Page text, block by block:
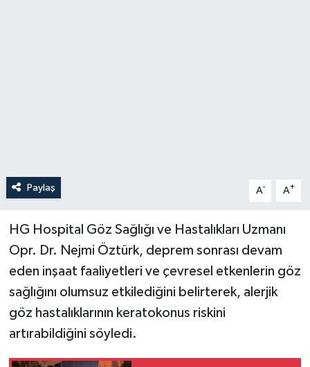
Paylaş A- A+
HG Hospital Göz Sağlığı ve Hastalıkları Uzmanı
Opr. Dr. Nejmi Öztürk, deprem sonrası devam
eden inşaat faaliyetleri ve çevresel etkenlerin göz
sağlığını olumsuz etkilediğini belirterek, alerjik
göz hastalıklarının keratokonus riskini
artırabildiğini söyledi.